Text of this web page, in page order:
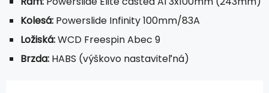
Kolesá: Powerslide Infinity 100mm/83A
Ložiská:WCD Freespin Abec 9
Brzda: HABS (výškovo nastaviteľná)